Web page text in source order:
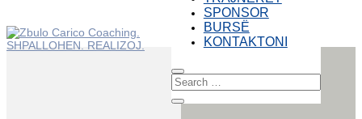
SPONSOR
BURSË
KONTAKTONI